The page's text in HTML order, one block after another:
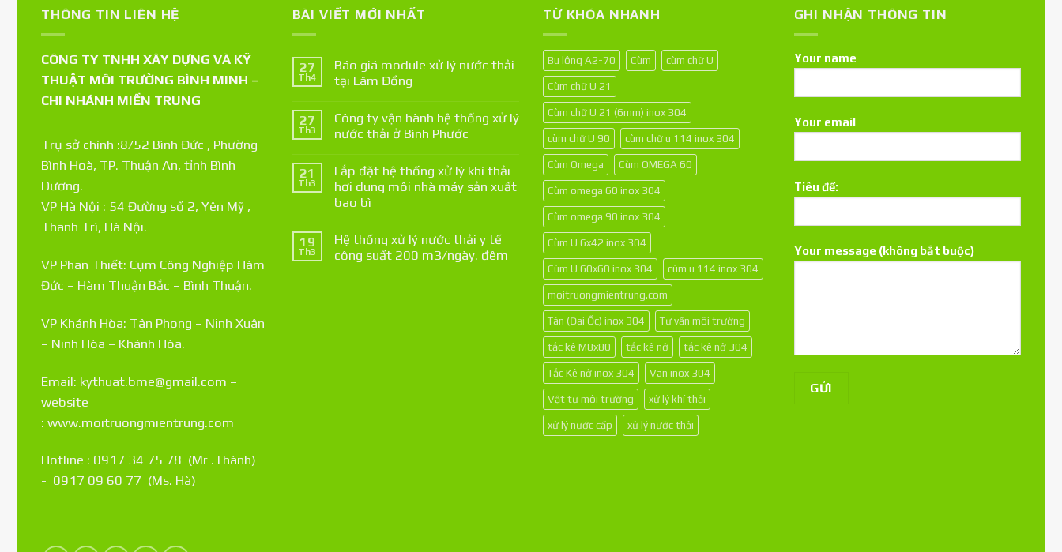
THÔNG TIN LIÊN HỆ
CÔNG TY TNHH XÂY DỰNG VÀ KỸ
THUẬT MÔI TRƯỜNG BÌNH MINH –
CHI NHÁNH MIỀN TRUNG
Trụ sở chính :8/52 Bình Đức , Phường
Bình Hoà, TP. Thuận An, tỉnh Bình
Dương.
VP Hà Nội : 54 Đường số 2, Yên Mỹ ,
Thanh Trì, Hà Nội.
VP Phan Thiết: Cụm Công Nghiệp Hàm
Đức – Hàm Thuận Bắc – Bình Thuận.
VP Khánh Hòa: Tân Phong – Ninh Xuân
– Ninh Hòa – Khánh Hòa.
Email: kythuat.bme@gmail.com –
website
: www.moitruongmientrung.com
Hotline : 0917 34 75 78 (Mr .Thành)
- 0917 09 60 77 (Ms. Hà)
BÀI VIẾT MỚI NHẤT
27
Th4
Báo giá module xử lý nước thải
tại Lâm Đồng
27
Th3
Công ty vận hành hệ thống xử lý
nước thải ở Bình Phước
21
Th3
Lắp đặt hệ thống xử lý khí thải
hơi dung môi nhà máy sản xuất
bao bì
19
Th3
Hệ thống xử lý nước thải y tế
công suất 200 m3/ngày. đêm
TỪ KHÓA NHANH
Bu lông A2-70 Cùm cùm chữ U
Cùm chữ U 21
Cùm chữ U 21 (6mm) inox 304
cùm chữ U 90 cùm chữ u 114 inox 304
Cùm Omega Cùm OMEGA 60
Cùm omega 60 inox 304
Cùm omega 90 inox 304
Cùm U 6x42 inox 304
Cùm U 60x60 inox 304 cùm u 114 inox 304
moitruongmientrung.com
Tán (Đai Ốc) inox 304 Tư vấn môi trường
tắc kê M8x80 tắc kê nở tắc kê nở 304
Tắc Kê nở inox 304 Van inox 304
Vật tư môi trường xử lý khí thải
xử lý nước cấp xử lý nước thải
GHI NHẬN THÔNG TIN
Your name
Your email
Tiêu đề:
Your message (không bắt buộc)